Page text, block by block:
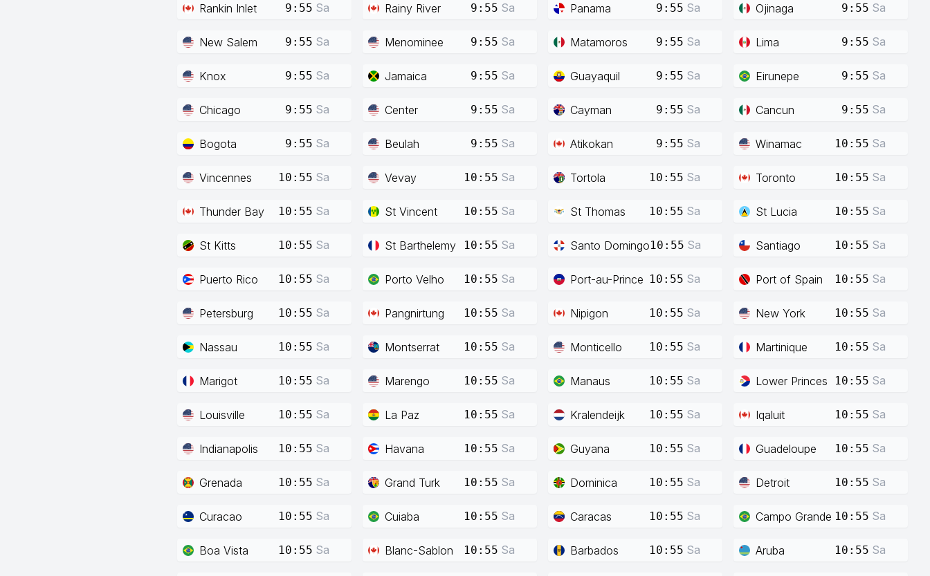
Rankin Inlet 9:55 Sa Rainy River 9:55 Sa Panama 9:55 Sa Ojinaga 9:55 Sa
New Salem 9:55 Sa Menominee 9:55 Sa Matamoros 9:55 Sa Lima 9:55 Sa
Knox 9:55 Sa Jamaica 9:55 Sa Guayaquil 9:55 Sa Eirunepe 9:55 Sa
Chicago 9:55 Sa Center 9:55 Sa Cayman 9:55 Sa Cancun 9:55 Sa
Bogota 9:55 Sa Beulah 9:55 Sa Atikokan 9:55 Sa Winamac 10:55 Sa
Vincennes 10:55 Sa Vevay 10:55 Sa Tortola 10:55 Sa Toronto 10:55 Sa
Thunder Bay 10:55 Sa St Vincent 10:55 Sa St Thomas 10:55 Sa St Lucia 10:55 Sa
St Kitts 10:55 Sa St Barthelemy 10:55 Sa Santo Domingo10:55 Sa Santiago 10:55 Sa
Puerto Rico 10:55 Sa Porto Velho 10:55 Sa Port-au-Prince 10:55 Sa Port of Spain 10:55 Sa
Petersburg 10:55 Sa Pangnirtung 10:55 Sa Nipigon 10:55 Sa New York 10:55 Sa
Nassau 10:55 Sa Montserrat 10:55 Sa Monticello 10:55 Sa Martinique 10:55 Sa
Marigot 10:55 Sa Marengo 10:55 Sa Manaus 10:55 Sa Lower Princes 10:55 Sa
Louisville 10:55 Sa La Paz 10:55 Sa Kralendeijk 10:55 Sa Iqaluit 10:55 Sa
Indianapolis 10:55 Sa Havana 10:55 Sa Guyana 10:55 Sa Guadeloupe 10:55 Sa
Grenada 10:55 Sa Grand Turk 10:55 Sa Dominica 10:55 Sa Detroit 10:55 Sa
Curacao 10:55 Sa Cuiaba 10:55 Sa Caracas 10:55 Sa Campo Grande 10:55 Sa
Boa Vista 10:55 Sa Blanc-Sablon 10:55 Sa Barbados 10:55 Sa Aruba 10:55 Sa